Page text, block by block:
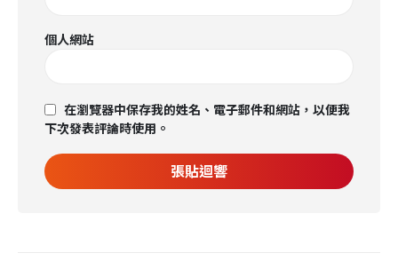
個人網站
在瀏覽器中保存我的姓名、電子郵件和網站，以便我
下次發表評論時使用。